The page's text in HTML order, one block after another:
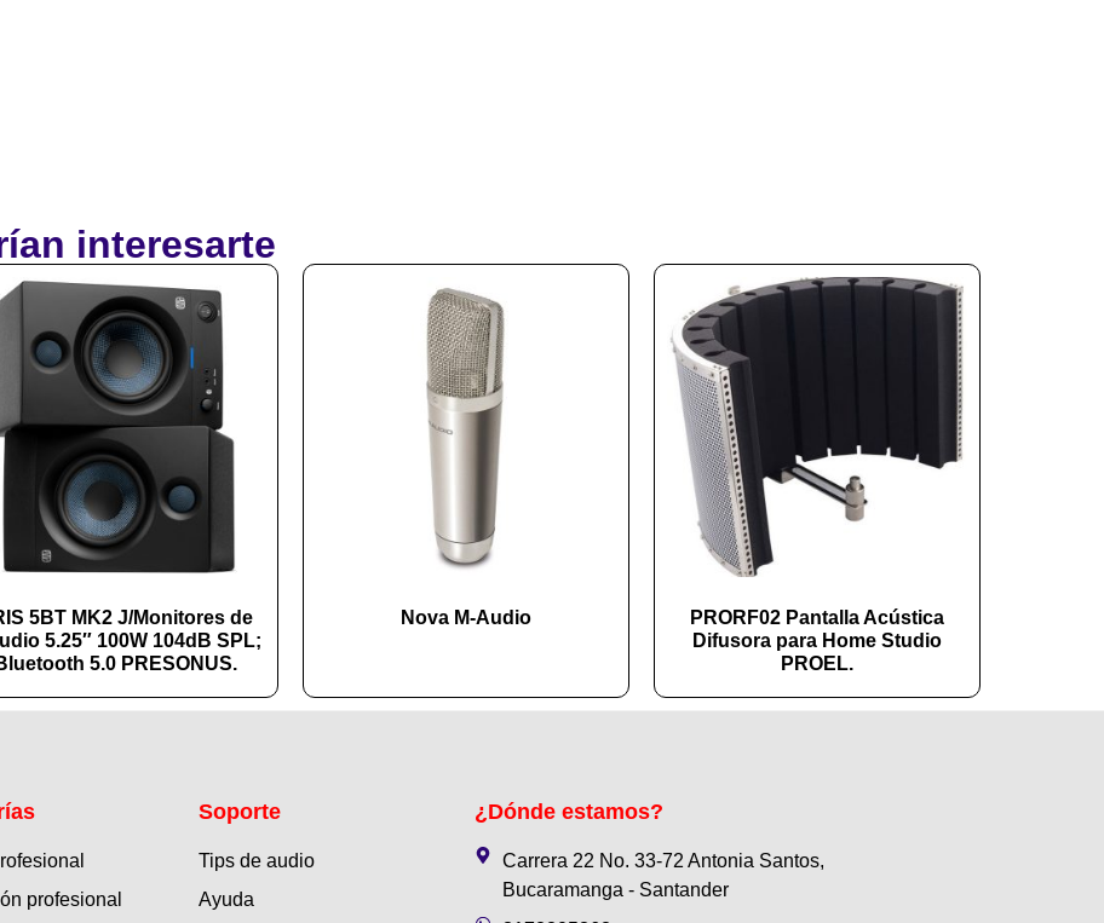
interesarte
5BT MK2 J/Monitores de
5.25″ 100W 104dB SPL;
5.0 PRESONUS.
Nova M-Audio
PRORF02 Pantalla Acústica
Difusora para Home Studio
PROEL.
profesional
Soporte
Tips de audio
Ayuda
¿Dónde estamos?
Carrera 22 No. 33-72 Antonia Santos,
Bucaramanga - Santander